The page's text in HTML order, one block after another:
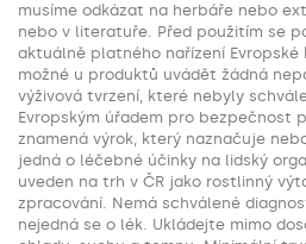
musíme odkázat na herbáře nebo
nebo v literatuře. Před použitím se
aktuálně platného nařízení Evropské
možné u produktů uvádět žádná
výživová tvrzení, které nebyly
Evropským úřadem pro bezpečnost
znamená výrok, který naznačuje
jedná o léčebné účinky na lidský
uveden na trh v ČR jako rostlinný
zpracování. Nemá schválené
nejedná se o lék. Ukládejte mimo